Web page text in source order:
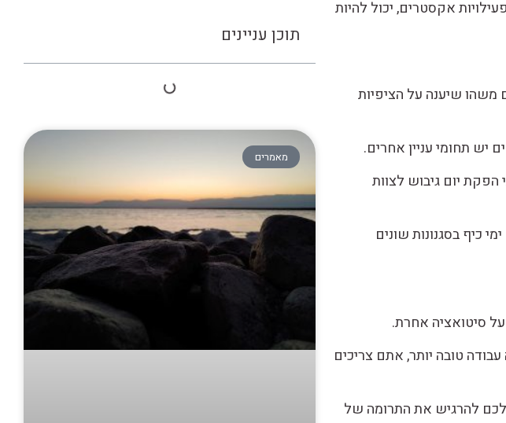
אקסטרים, יכול להיות
משהו שיענה על הציפיות
תחומי עניין אחרים.
יום גיבוש לצוות
כיף בסגנונות שונים
סיטואציה אחרת.
טובה יותר, אתם צריכים
לכם להרגיש את התרומה של
תוכן עניינים
מאמרים